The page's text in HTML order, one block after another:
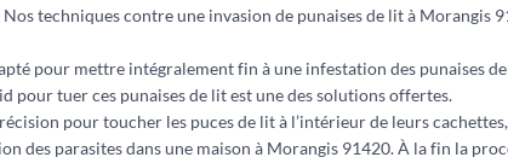
techniques contre une invasion de punaises de lit à
pour mettre intégralement fin à une infestation des punaises
pour tuer ces punaises de lit est une des solutions offertes.
pour toucher les puces de lit à l’intérieur de leurs
des parasites dans une maison à Morangis 91420. À la fin la